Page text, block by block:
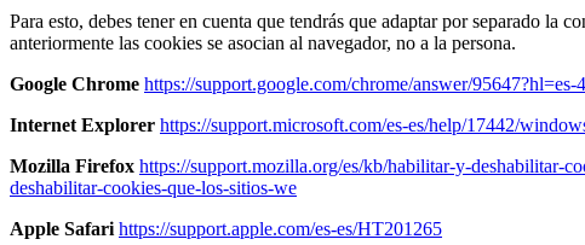
Para esto, debes tener en cuenta que tendrás que adaptar por separado
anteriormente las cookies se asocian al navegador, no a la persona.
Google Chrome https://support.google.com/chrome/answer/95647?hl=es-
Internet Explorer https://support.microsoft.com/es-es/help/17442/
Mozilla Firefox https://support.mozilla.org/es/kb/habilitar-y-deshabilitar-
deshabilitar-cookies-que-los-sitios-we
Apple Safari https://support.apple.com/es-es/HT201265